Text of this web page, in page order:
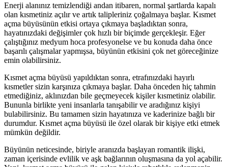
Enerji alanınız temizlendiği andan itibaren, normal şartlarda kapalı
olan kısmetiniz açılır ve artık talipleriniz çoğalmaya başlar. Kısmet
açma büyüsünün etkisi ortaya çıkmaya başladıktan sonra,
hayatınızdaki değişimler çok hızlı bir biçimde gerçekleşir. Eğer
çalıştığınız medyum hoca profesyonelse ve bu konuda daha önce
başarılı çalışmalar yapmışsa, büyünün etkisini çok net göreceğinize
emin olabilirsiniz.
Kısmet açma büyüsü yapıldıktan sonra, etrafınızdaki hayırlı
kısmetler sizin karşınıza çıkmaya başlar. Daha önceden hiç tahmin
etmediğiniz, aklınızdan bile geçmeyecek kişiler kısmetiniz olabilir.
Bununla birlikte yeni insanlarla tanışabilir ve aradığınız kişiyi
bulabilirsiniz. Bu tamamen sizin hayatınıza ve kaderinize bağlı bir
durumdur. Kısmet açma büyüsü ile özel olarak bir kişiye etki etmek
mümkün değildir.
Büyünün neticesinde, biriyle aranızda başlayan romantik ilişki,
zaman içerisinde evlilik ve aşk bağlarının oluşmasına da yol açabilir.